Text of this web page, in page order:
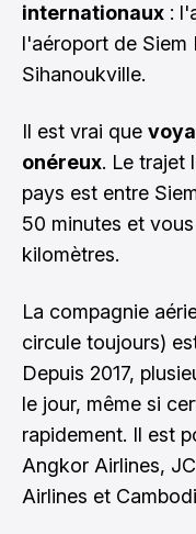
internationaux :
l'aéroport de Siem
Sihanoukville.
Il est vrai que
onéreux. Le trajet
pays est entre
50 minutes et
kilomètres.
La compagnie
circule toujours)
Depuis 2017,
le jour, même si
rapidement. Il est
Angkor Airlines,
Airlines et